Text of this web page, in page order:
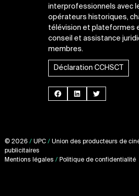
interprofessionnels avec
opérateurs historiques,
télévision et plateformes
conseil et assistance
membres.
Déclaration CCHSCT
Facebook
LinkedInTwitter
© 2026 / UPC / Union des producteurs de
publicitaires
Mentions légales / Politique de confidentialité